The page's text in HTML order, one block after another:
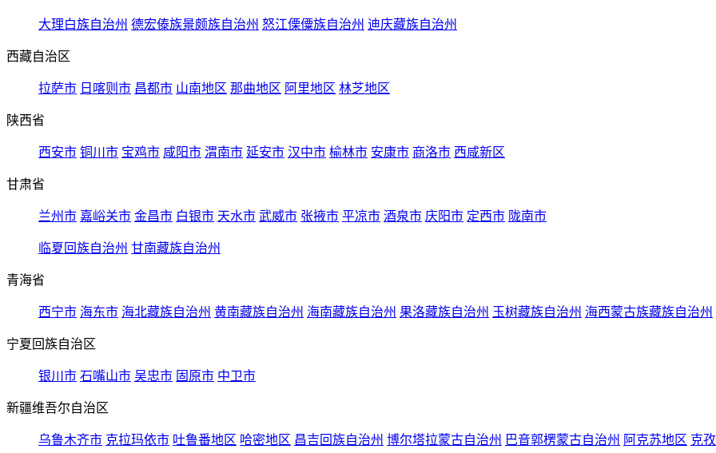
大理白族自治州 德宏傣族景颇族自治州 怒江傈僳族自治州 迪庆藏族自治州
西藏自治区
拉萨市 日喀则市 昌都市 山南地区 那曲地区 阿里地区 林芝地区
陕西省
西安市 铜川市 宝鸡市 咸阳市 渭南市 延安市 汉中市 榆林市 安康市 商洛市 西咸新区
甘肃省
兰州市 嘉峪关市 金昌市 白银市 天水市 武威市 张掖市 平凉市 酒泉市 庆阳市 定西市 陇南市
临夏回族自治州 甘南藏族自治州
青海省
西宁市 海东市 海北藏族自治州 黄南藏族自治州 海南藏族自治州 果洛藏族自治州 玉树藏族自治州 海西蒙古族藏族自治州
宁夏回族自治区
银川市 石嘴山市 吴忠市 固原市 中卫市
新疆维吾尔自治区
乌鲁木齐市 克拉玛依市 吐鲁番地区 哈密地区 昌吉回族自治州 博尔塔拉蒙古自治州 巴音郭楞蒙古自治州 阿克苏地区 克